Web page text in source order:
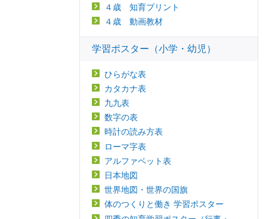
４歳 知育プリント
４歳 動画教材
学習ポスター（小学・幼児）
ひらがな表
カタカナ表
九九表
数字の表
時計の読み方表
ローマ字表
アルファベット表
日本地図
世界地図・世界の国旗
体のつくりと働き 学習ポスター